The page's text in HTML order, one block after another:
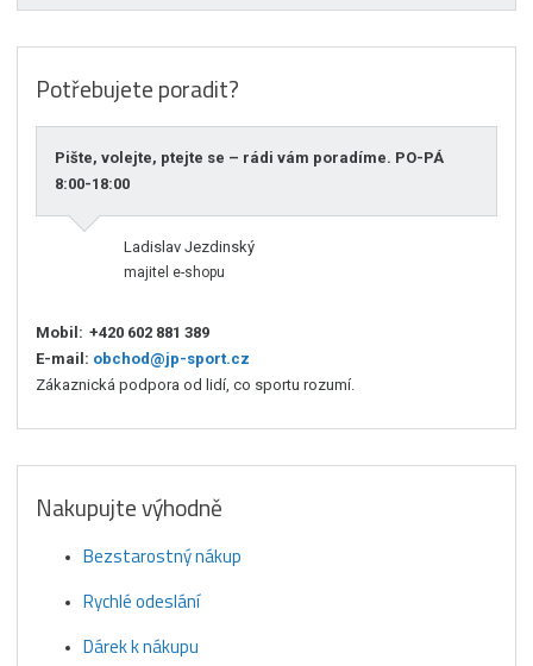
Potřebujete poradit?
Pište, volejte, ptejte se – rádi vám poradíme. PO-PÁ
8:00-18:00
Ladislav Jezdinský
majitel e-shopu
Mobil: +420 602 881 389
E-mail: obchod@jp-sport.cz
Zákaznická podpora od lidí, co sportu rozumí.
Nakupujte výhodně
Bezstarostný nákup
Rychlé odeslání
Dárek k nákupu